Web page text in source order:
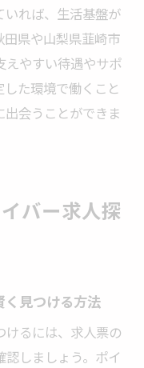
いれば、生活基盤が
県や山梨県韮崎市
えやすい待遇やサポ
た環境で働くこと
会うことができま
バー求人探
く見つける方法
けるには、求人票の
しましょう。ポイ